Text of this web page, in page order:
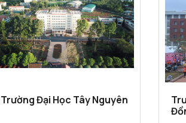
Trường Đại Học Tây Nguyên